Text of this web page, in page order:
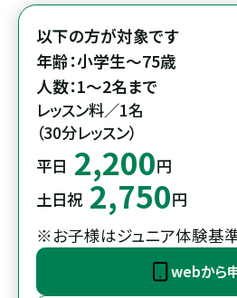
以下の方が対象です
年齢：小学生～75歳
レッスン料／1名
（30分レッスン）
平日 2,200円
土日祝 2,750円
※お子様はジュニア体験基準
webから